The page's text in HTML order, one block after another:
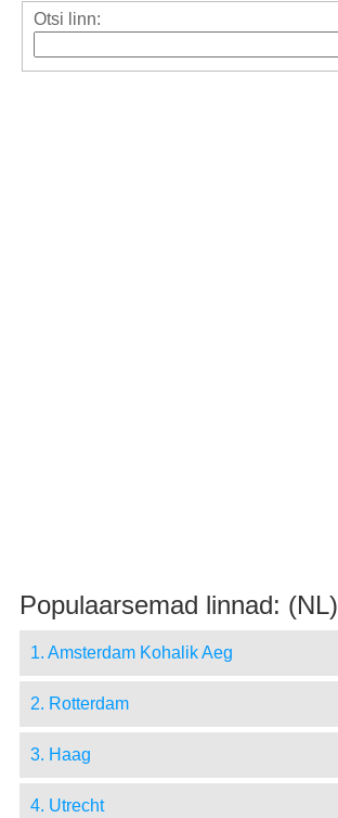
Otsi linn:
Populaarsemad linnad: (NL)
1. Amsterdam Kohalik Aeg
2. Rotterdam
3. Haag
4. Utrecht